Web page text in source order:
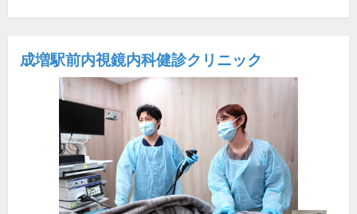
成増駅前内視鏡内科健診クリニック